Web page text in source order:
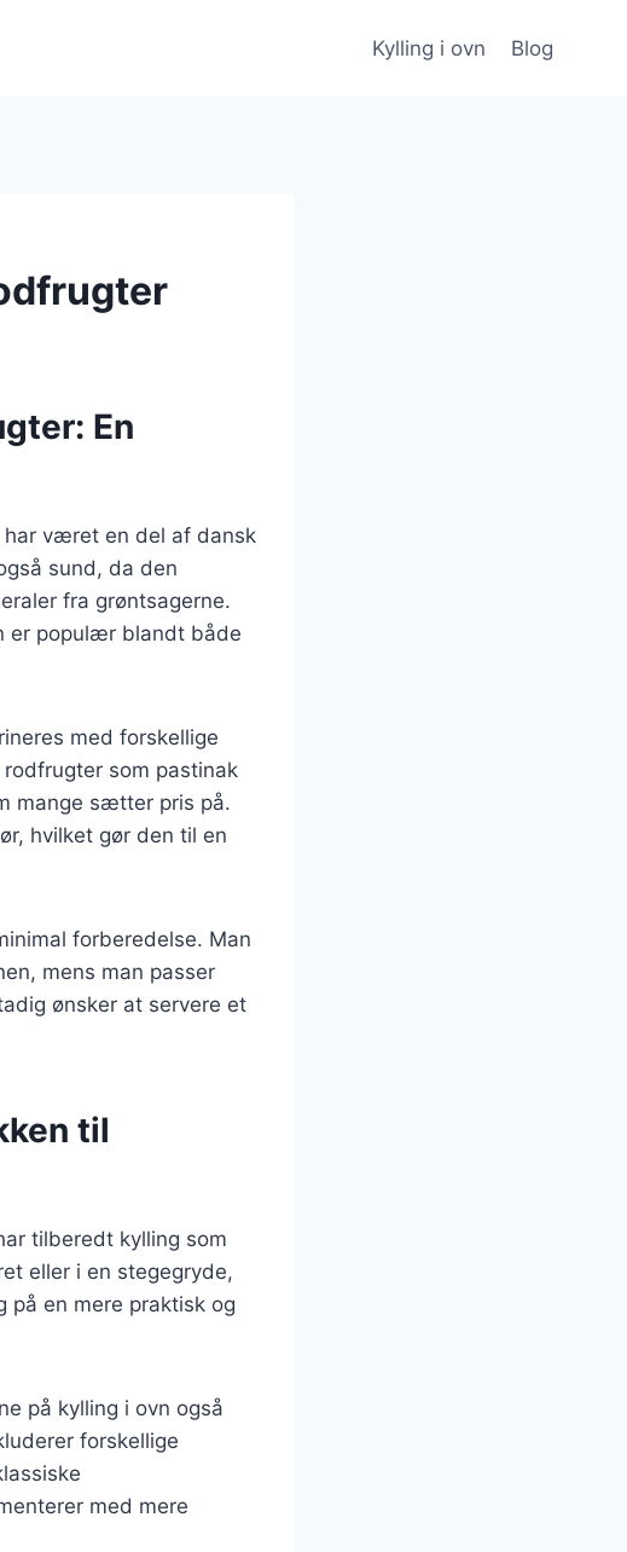
Kylling i ovn Blog
En
har været en del af dansk
sund, da den
fra grøntsagerne.
er populær blandt både
med forskellige
som pastinak
mange sætter pris på.
hvilket gør den til en
forberedelse. Man
mens man passer
ønsker at servere et
til
tilberedt kylling som
eller i en stegegryde,
på en mere praktisk og
på kylling i ovn også
forskellige
med mere